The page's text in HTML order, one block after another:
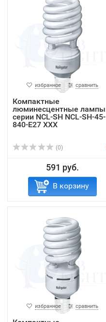
избранное сравнить
Компактные
люминесцентные лампы
серии NCL-SH NCL-SH-45-
840-E27 ХХХ
(0)
591 руб.
В корзину
избранное сравнить